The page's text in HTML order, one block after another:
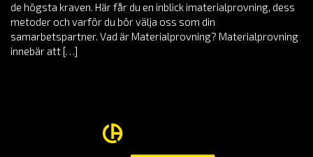
de högsta kraven. Här får du en inblick imaterialprovning, dess
metoder och varför du bör välja oss som din
samarbetspartner. Vad är Materialprovning? Materialprovning
innebär att […]